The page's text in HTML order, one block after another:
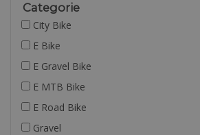
Categorie
City Bike
E Bike
E Gravel Bike
E MTB Bike
E Road Bike
Gravel